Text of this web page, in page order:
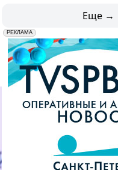
Еще →
erid: LdtCK5udn
РЕКЛАМА
АО "ГАТР", ИНН: 7841320717